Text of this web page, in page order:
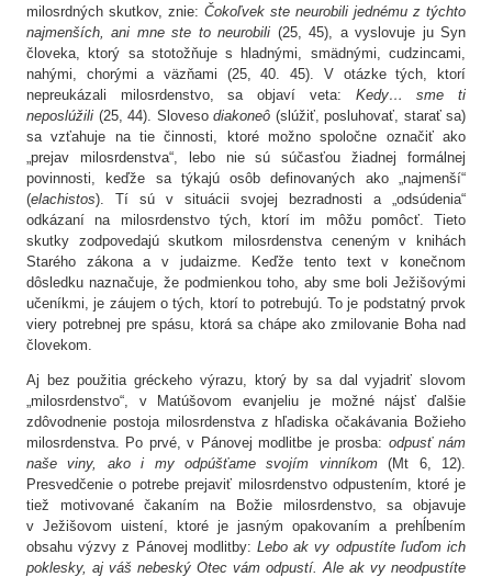
milosrdných skutkov, znie: Čokoľvek ste neurobili jednému z týchto
najmenších, ani mne ste to neurobili (25, 45), a vyslovuje ju Syn
človeka, ktorý sa stotožňuje s hladnými, smädnými, cudzincami,
nahými, chorými a väzňami (25, 40. 45). V otázke tých, ktorí
nepreukázali milosrdenstvo, sa objaví veta: Kedy… sme ti
neposlúžili (25, 44). Sloveso diakoneô (slúžiť, posluhovať, starať sa)
sa vzťahuje na tie činnosti, ktoré možno spoločne označiť ako
„prejav milosrdenstva“, lebo nie sú súčasťou žiadnej formálnej
povinnosti, keďže sa týkajú osôb definovaných ako „najmenší“
(elachistos). Tí sú v situácii svojej bezradnosti a „odsúdenia“
odkázaní na milosrdenstvo tých, ktorí im môžu pomôcť. Tieto
skutky zodpovedajú skutkom milosrdenstva ceneným v knihách
Starého zákona a v judaizme. Keďže tento text v konečnom
dôsledku naznačuje, že podmienkou toho, aby sme boli Ježišovými
učeníkmi, je záujem o tých, ktorí to potrebujú. To je podstatný prvok
viery potrebnej pre spásu, ktorá sa chápe ako zmilovanie Boha nad
človekom.
Aj bez použitia gréckeho výrazu, ktorý by sa dal vyjadriť slovom
„milosrdenstvo“, v Matúšovom evanjeliu je možné nájsť ďalšie
zdôvodnenie postoja milosrdenstva z hľadiska očakávania Božieho
milosrdenstva. Po prvé, v Pánovej modlitbe je prosba: odpusť nám
naše viny, ako i my odpúšťame svojím vinníkom(Mt 6, 12).
Presvedčenie o potrebe prejaviť milosrdenstvo odpustením, ktoré je
tiež motivované čakaním na Božie milosrdenstvo, sa objavuje
v Ježišovom uistení, ktoré je jasným opakovaním a prehĺbením
obsahu výzvy z Pánovej modlitby: Lebo ak vy odpustíte ľuďom ich
poklesky, aj váš nebeský Otec vám odpustí. Ale ak vy neodpustíte